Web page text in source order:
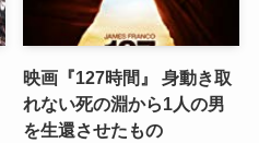
映画『127時間』 身動き取
れない死の淵から1人の男
を生還させたもの